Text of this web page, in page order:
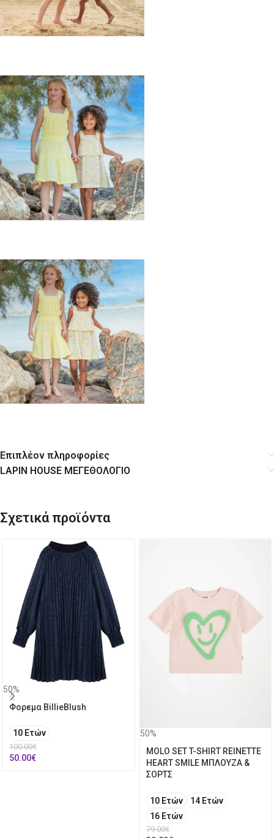
Επιπλέον πληροφορίες
LAPIN HOUSE ΜΕΓΕΘΟΛΟΓΙΟ
Σχετικά προϊόντα
50%
Φορεμα BillieBlush
10 Ετών
100.00€
50.00€
50%
MOLO SET T-SHIRT REINETTE
HEART SMILE ΜΠΛΟΥΖΑ &
ΣΟΡΤΣ
10 Ετών
14 Ετών
16 Ετών
79.00€